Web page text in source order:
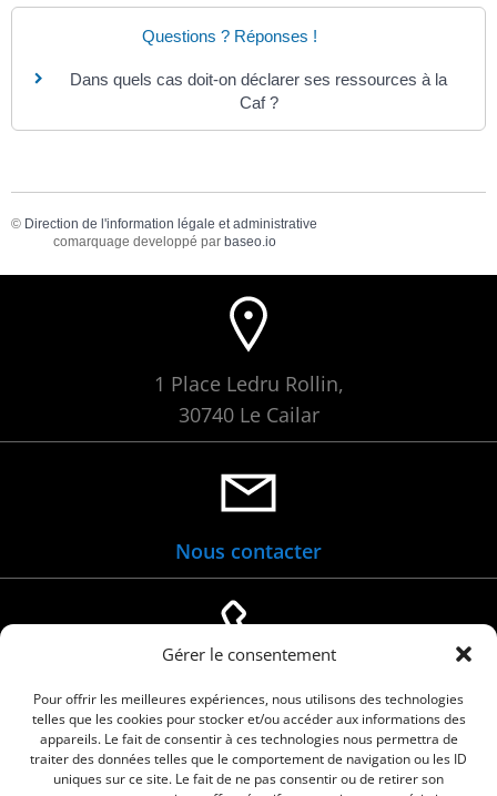
Gérer le consentement
Pour offrir les meilleures expériences, nous utilisons des technologies
telles que les cookies pour stocker et/ou accéder aux informations des
appareils. Le fait de consentir à ces technologies nous permettra de
traiter des données telles que le comportement de navigation ou les ID
uniques sur ce site. Le fait de ne pas consentir ou de retirer son
Questions ? Réponses !
Dans quels cas doit-on déclarer ses ressources à la
Caf ?
© Direction de l'information légale et administrative
comarquage developpé par baseo.io
1 Place Ledru Rollin,
30740 Le Cailar
Nous contacter
04 66 88 01 05